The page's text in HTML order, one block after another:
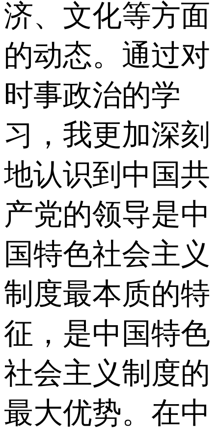
济、文化等方面
的动态。通过对
时事政治的学
习，我更加深刻
地认识到中国共
产党的领导是中
国特色社会主义
制度最本质的特
征，是中国特色
社会主义制度的
最大优势。在中